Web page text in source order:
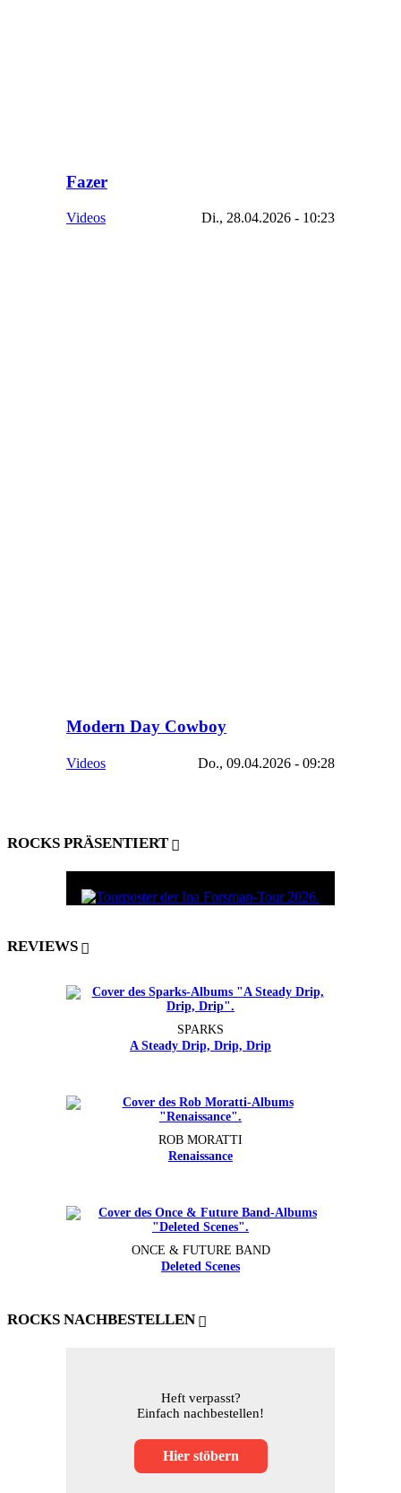
Fazer
Videos Di., 28.04.2026 - 10:23
Modern Day Cowboy
Videos Do., 09.04.2026 - 09:28
ROCKS PRÄSENTIERT
REVIEWS
SPARKS
A Steady Drip, Drip, Drip
ROB MORATTI
Renaissance
ONCE & FUTURE BAND
Deleted Scenes
ROCKS NACHBESTELLEN
Heft verpasst?
Einfach nachbestellen!
Hier stöbern